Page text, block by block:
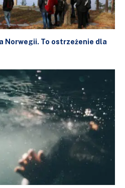
Norwegii. To ostrzeżenie dla